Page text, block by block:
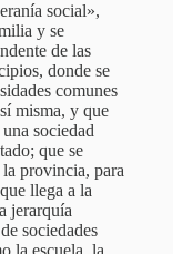
social»,
y se
de las
donde se
comunes
misma, y que
sociedad
que se
provincia, para
llega a la
jerarquía
sociedades